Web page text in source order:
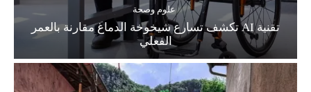
علوم وصحة
تقنية AI تكشف تسارع شيخوخة الدماغ مقارنة بالعمر
الفعلي